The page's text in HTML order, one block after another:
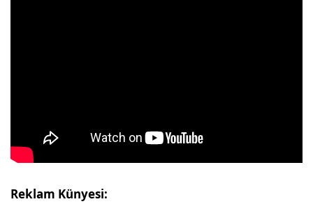
Reklam Künyesi: